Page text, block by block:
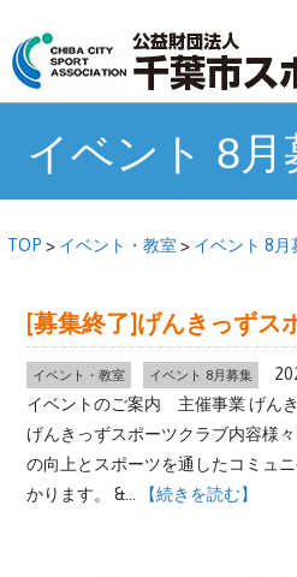
テ
ン
イベント 8月
TOP > イベント・教室 > イベント 8月
[募集終了]げんきっずス
イベント・教室 イベント 8月募集
イベントのご案内 主催事業 げん
げんきっずスポーツクラブ内容様
の向上とスポーツを通したコミュ
かります。 &...
【続きを読む】